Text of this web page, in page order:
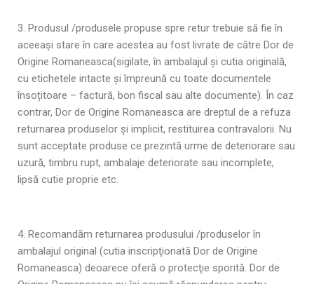
3. Produsul /produsele propuse spre retur trebuie să fie în
aceeași stare în care acestea au fost livrate de către Dor de
Origine Romaneasca(sigilate, în ambalajul şi cutia originală,
cu etichetele intacte şi împreună cu toate documentele
însoțitoare – factură, bon fiscal sau alte documente). În caz
contrar, Dor de Origine Romaneasca are dreptul de a refuza
returnarea produselor şi implicit, restituirea contravalorii. Nu
sunt acceptate produse ce prezintă urme de deteriorare sau
uzură, timbru rupt, ambalaje deteriorate sau incomplete,
lipsă cutie proprie etc.
4. Recomandăm returnarea produsului /produselor în
ambalajul original (cutia inscripţionată Dor de Origine
Romaneasca) deoarece oferă o protecţie sporită. Dor de